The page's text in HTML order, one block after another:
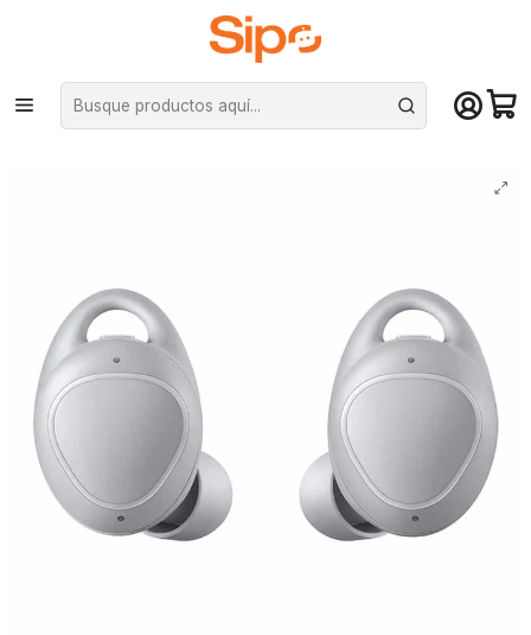
¡Compra hasta mediodía y recibe hoy! De lunes a sábado en el gran
Santiago. Envío gratis desde $29.990
Inicio Computación y Gamers Audífonos
AUDIFONO BT GEAR ICONX - gris (DBG828GR)